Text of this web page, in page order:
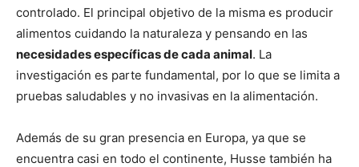
controlado. El principal objetivo de la misma es producir
alimentos cuidando la naturaleza y pensando en las
necesidades específicas de cada animal. La
investigación es parte fundamental, por lo que se limita a
pruebas saludables y no invasivas en la alimentación.
Además de su gran presencia en Europa, ya que se
encuentra casi en todo el continente, Husse también ha